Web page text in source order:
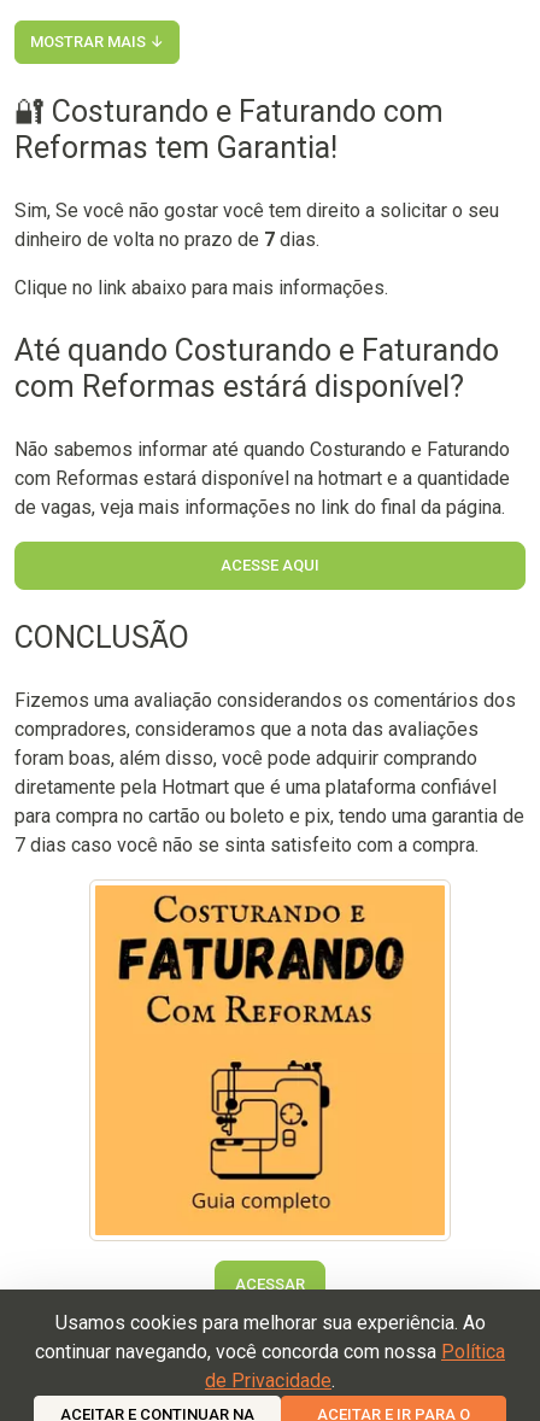
MOSTRAR MAIS ↓
🔐 Costurando e Faturando com
Reformas tem Garantia!
Sim, Se você não gostar você tem direito a solicitar o seu
dinheiro de volta no prazo de 7 dias.
Clique no link abaixo para mais informações.
Até quando Costurando e Faturando
com Reformas estárá disponível?
Não sabemos informar até quando Costurando e Faturando
com Reformas estará disponível na hotmart e a quantidade
de vagas, veja mais informações no link do final da página.
ACESSE AQUI
CONCLUSÃO
Fizemos uma avaliação considerandos os comentários dos
compradores, consideramos que a nota das avaliações
foram boas, além disso, você pode adquirir comprando
diretamente pela Hotmart que é uma plataforma confiável
para compra no cartão ou boleto e pix, tendo uma garantia de
7 dias caso você não se sinta satisfeito com a compra.
Usamos cookies para melhorar sua experiência. Ao
continuar navegando, você concorda com nossa Política
de Privacidade.
ACEITAR E CONTINUAR NA ACEITAR E IR PARA O
ACESSAR
Termos de Uso Política de Devolução Política de